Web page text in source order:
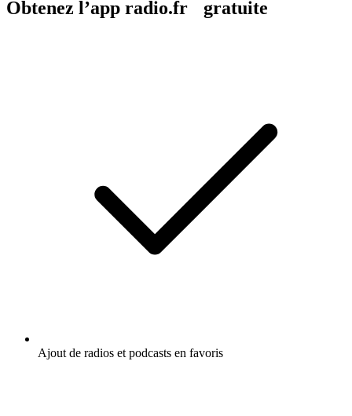
Obtenez l’app radio.fr gratuite
Ajout de radios et podcasts en favoris